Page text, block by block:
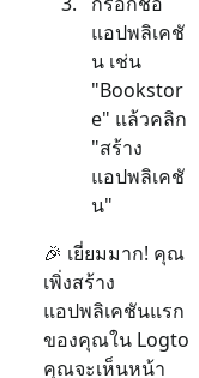
แอปพลิเคชั
น เช่น
"Bookstor
e" แล้วคลิก
"สร้าง
แอปพลิเคชั
น"
🎉 เยี่ยมมาก! คุณ
เพิ่งสร้าง
แอปพลิเคชันแรก
ของคุณใน Logto
คุณจะเห็นหน้า